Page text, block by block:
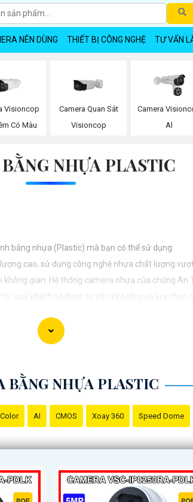
NÊN DÙNG THIẾT BỊ CÔNG NGHỆ TƯ VẤN
Visioncop
Có Màu
Camera Quan Sát
Visioncop
Camera
Al
NHỰA PLASTIC
bằng nhựa (Plastic) mà bạn có thể sử dụng:
cao, sử dụng công nghệ nhựa chất lượng
gian. Hệ thống camera nhựa của chúng
quý khách sẽ được tư vấn kỹ lưỡng và lựa chọn
BẰNG NHỰA PLASTIC
AI CMOS Xoay 360 Speed Dome